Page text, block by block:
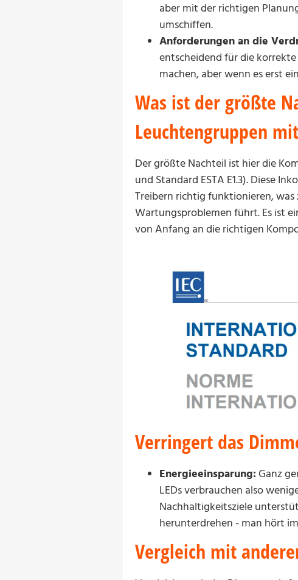
aber mit der richtigen
umschiffen.
Anforderungen an die
entscheidend für die
machen, aber wenn es erst
Was ist der größte
Leuchtengruppen
Der größte Nachteil ist hier die
und Standard ESTA E1.3). Diese
Treibern richtig funktionieren,
Wartungsproblemen führt. Es ist
von Anfang an die richtigen
Verringert das
Energieeinsparung: Ganz
LEDs verbrauchen also
Nachhaltigkeitsziele
herunterdrehen - man hört
Vergleich mit